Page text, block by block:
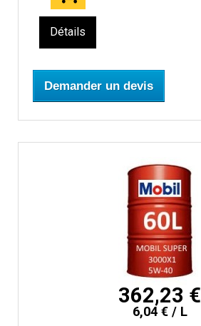
Détails
Demander un devis
362,23 €
6,04 € / L